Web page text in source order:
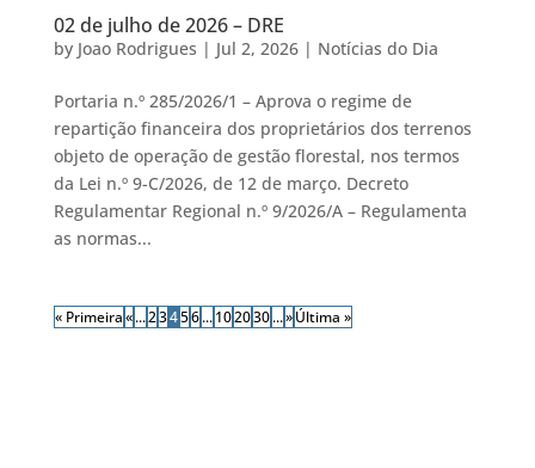
02 de julho de 2026 – DRE
by Joao Rodrigues | Jul 2, 2026| Notícias do Dia
Portaria n.º 285/2026/1 – Aprova o regime de
repartição financeira dos proprietários dos terrenos
objeto de operação de gestão florestal, nos termos
da Lei n.º 9-C/2026, de 12 de março. Decreto
Regulamentar Regional n.º 9/2026/A – Regulamenta
as normas...
« Primeira«...23456...102030...»Última »